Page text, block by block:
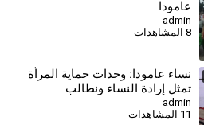
عامودا
admin
8 المشاهدات
⁣نساء عامودا: وحدات حماية المرأة
تمثل إرادة النساء ونطالب
بالاعتراف بها في الدستور
السوري
admin
11 المشاهدات